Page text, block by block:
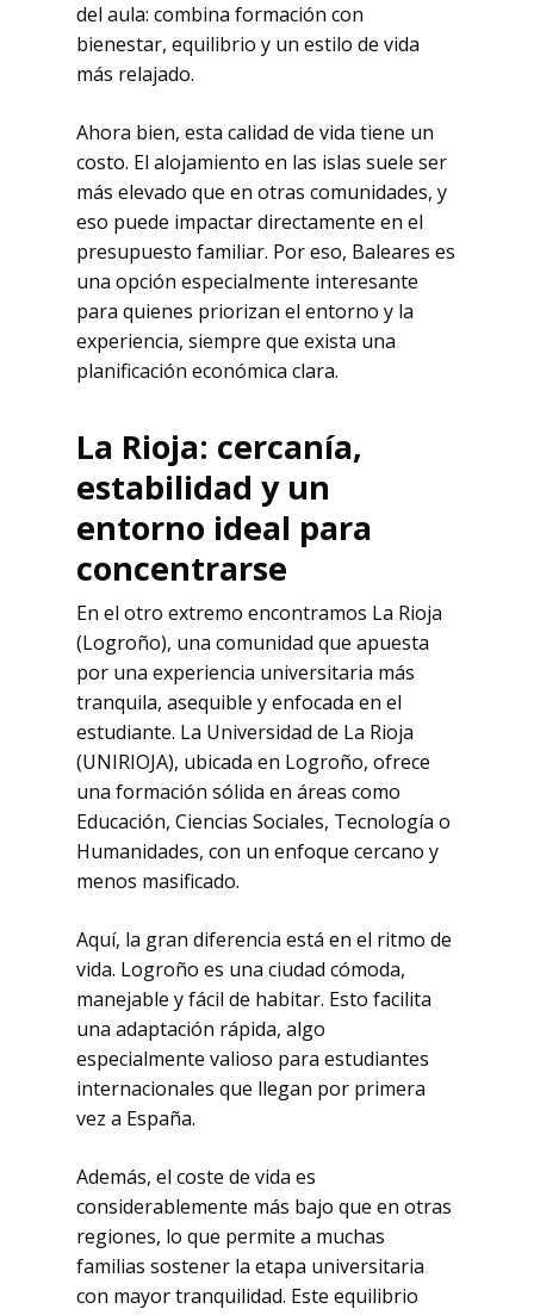
del aula: combina formación con
bienestar, equilibrio y un estilo de vida
más relajado.
Ahora bien, esta calidad de vida tiene un
costo. El alojamiento en las islas suele ser
más elevado que en otras comunidades, y
eso puede impactar directamente en el
presupuesto familiar. Por eso, Baleares es
una opción especialmente interesante
para quienes priorizan el entorno y la
experiencia, siempre que exista una
planificación económica clara.
La Rioja: cercanía,
estabilidad y un
entorno ideal para
concentrarse
En el otro extremo encontramos La Rioja
(Logroño), una comunidad que apuesta
por una experiencia universitaria más
tranquila, asequible y enfocada en el
estudiante. La Universidad de La Rioja
(UNIRIOJA), ubicada en Logroño, ofrece
una formación sólida en áreas como
Educación, Ciencias Sociales, Tecnología o
Humanidades, con un enfoque cercano y
menos masificado.
Aquí, la gran diferencia está en el ritmo de
vida. Logroño es una ciudad cómoda,
manejable y fácil de habitar. Esto facilita
una adaptación rápida, algo
especialmente valioso para estudiantes
internacionales que llegan por primera
vez a España.
Además, el coste de vida es
considerablemente más bajo que en otras
regiones, lo que permite a muchas
familias sostener la etapa universitaria
con mayor tranquilidad. Este equilibrio